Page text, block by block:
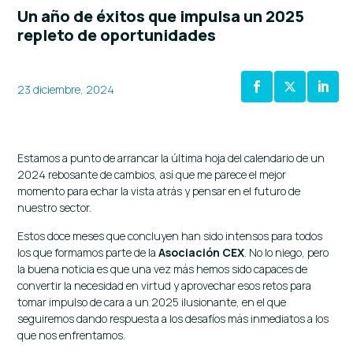
Un año de éxitos que impulsa un 2025
repleto de oportunidades
23 diciembre, 2024
Estamos a punto de arrancar la última hoja del calendario de un
2024 rebosante de cambios, así que me parece el mejor
momento para echar la vista atrás y pensar en el futuro de
nuestro sector.
Estos doce meses que concluyen han sido intensos para todos
los que formamos parte de laAsociación CEX . No lo niego, pero
la buena noticia es que una vez más hemos sido capaces de
convertir la necesidad en virtud y aprovechar esos retos para
tomar impulso de cara a un 2025 ilusionante, en el que
seguiremos dando respuesta a los desafíos más inmediatos a los
que nos enfrentamos.